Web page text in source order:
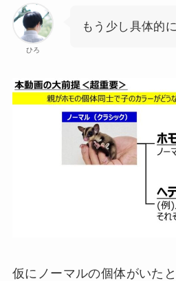
ひろ
もう少し具体的
仮にノーマルの個体がいたと